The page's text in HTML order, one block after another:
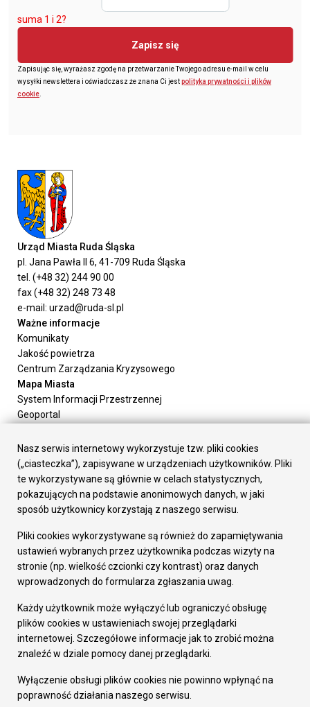
suma 1 i 2?
Zapisz się
Zapisując się, wyrażasz zgodę na przetwarzanie Twojego adresu e-mail w celu
wysyłki newslettera i oświadczasz że znana Ci jestpolityka prywatności i plików
cookie.
Urząd Miasta Ruda Śląska
pl. Jana Pawła II 6, 41-709 Ruda Śląska
tel. (+48 32) 244 90 00
fax (+48 32) 248 73 48
e-mail: urzad@ruda-sl.pl
Ważne informacje
Komunikaty
Jakość powietrza
Centrum Zarządzania Kryzysowego
Mapa Miasta
System Informacji Przestrzennej
Geoportal
Załatw sprawę
Prezydent Miasta
Rada Miasta
Wydziały
Elektroniczna Skrzynka Podawcza
Gospodarka
Fundusze europejskie
Środki krajowe
Oferty inwestycyjne
Pozostałe
Deklaracja dostępności
Dane osobowe
Dodaj opinię o witrynie
Nasz serwis internetowy wykorzystuje tzw. pliki cookies
(„ciasteczka”), zapisywane w urządzeniach użytkowników. Pliki
te wykorzystywane są głównie w celach statystycznych,
pokazujących na podstawie anonimowych danych, w jaki
sposób użytkownicy korzystają z naszego serwisu.
Pliki cookies wykorzystywane są również do zapamiętywania
ustawień wybranych przez użytkownika podczas wizyty na
stronie (np. wielkość czcionki czy kontrast) oraz danych
wprowadzonych do formularza zgłaszania uwag.
Każdy użytkownik może wyłączyć lub ograniczyć obsługę
plików cookies w ustawieniach swojej przeglądarki
internetowej. Szczegółowe informacje jak to zrobić można
znaleźć w dziale pomocy danej przeglądarki.
Wyłączenie obsługi plików cookies nie powinno wpłynąć na
poprawność działania naszego serwisu.